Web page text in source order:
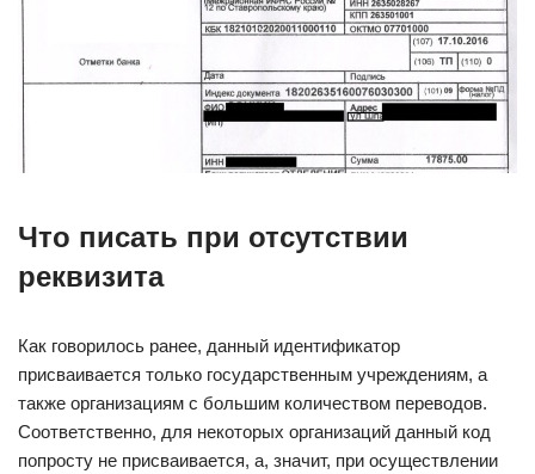
Что писать при отсутствии
реквизита
Как говорилось ранее, данный идентификатор
присваивается только государственным учреждениям, а
также организациям с большим количеством переводов.
Соответственно, для некоторых организаций данный код
попросту не присваивается, а, значит, при осуществлении